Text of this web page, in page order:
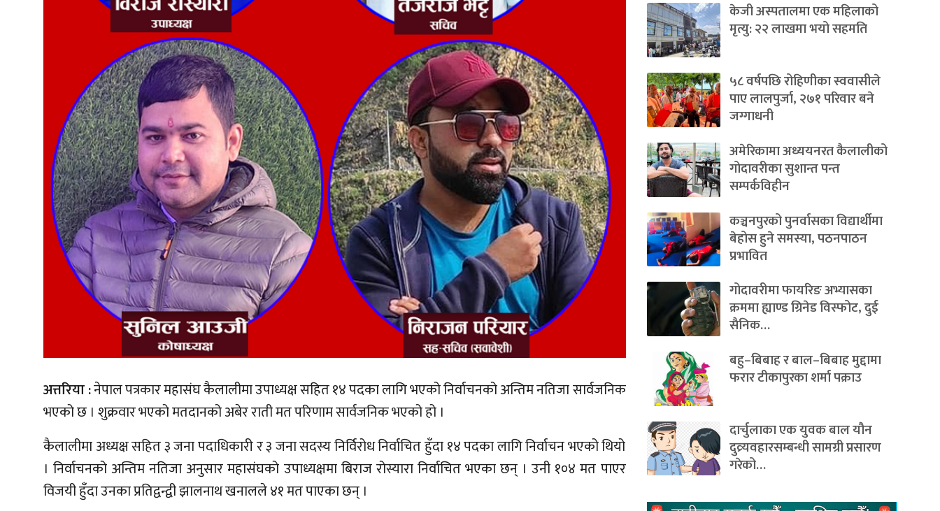
अत्तरिया :नेपाल पत्रकार महासंघ कैलालीमा उपाध्यक्ष सहित १४ पदका लागि भएको निर्वाचनको अन्तिम नतिजा सार्वजनिक
भएको छ । शुक्रवार भएको मतदानको अबेर राती मत परिणाम सार्वजनिक भएको हो ।
कैलालीमा अध्यक्ष सहित ३ जना पदाधिकारी र ३ जना सदस्य निर्विरोध निर्वाचित हुँदा १४ पदका लागि निर्वाचन भएको थियो
। निर्वाचनको अन्तिम नतिजा अनुसार महासंघको उपाध्यक्षमा बिराज रोस्यारा निर्वाचित भएका छन् । उनी १०४ मत पाएर
विजयी हुँदा उनका प्रतिद्वन्द्वी झालनाथ खनालले ४१ मत पाएका छन् ।
केजी अस्पतालमा एक महिलाको
मृत्यु: २२ लाखमा भयो सहमति
५८ वर्षपछि रोहिणीका स्ववासीले
पाए लालपुर्जा, २७१ परिवार बने
जग्गाधनी
अमेरिकामा अध्ययनरत कैलालीको
गोदावरीका सुशान्त पन्त
सम्पर्कविहीन
कञ्चनपुरको पुनर्वासका विद्यार्थीमा
बेहोस हुने समस्या, पठनपाठन
प्रभावित
गोदावरीमा फायरिङ अभ्यासका
क्रममा ह्याण्ड ग्रिनेड विस्फोट, दुई
सैनिक…
बहु–बिबाह र बाल–बिबाह मुद्दामा
फरार टीकापुरका शर्मा पक्राउ
दार्चुलाका एक युवक बाल यौन
दुव्र्यवहारसम्बन्धी सामग्री प्रसारण
गरेको…